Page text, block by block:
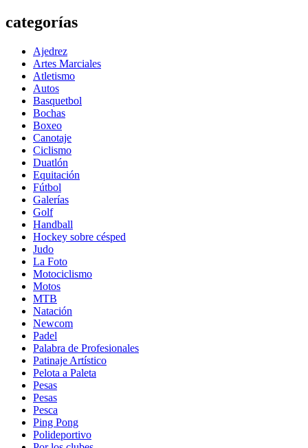
categorías
Ajedrez
Artes Marciales
Atletismo
Autos
Basquetbol
Bochas
Boxeo
Canotaje
Ciclismo
Duatlón
Equitación
Fútbol
Galerías
Golf
Handball
Hockey sobre césped
Judo
La Foto
Motociclismo
Motos
MTB
Natación
Newcom
Padel
Palabra de Profesionales
Patinaje Artístico
Pelota a Paleta
Pesas
Pesas
Pesca
Ping Pong
Polideportivo